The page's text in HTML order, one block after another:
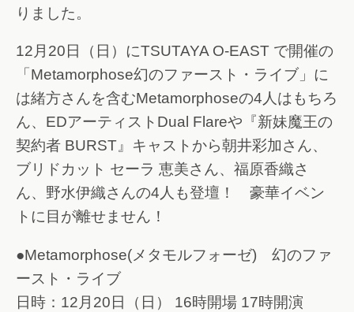
りました。
12月20日（日）にTSUTAYA O-EAST で開催の
「Metamorphose幻のファースト・ライブ」に
は緒方さんを含むMetamorphoseの4人はもちろ
ん、EDアーティストDual Flareや『新妹魔王の
契約者 BURST』キャストから朝井彩加さん、
ブリドカット セーラ 恵美さん、福原香織さ
ん、野水伊織さんの4人も登壇！ 豪華イベン
トに目が離せません！
●Metamorphose(メタモルフォーゼ) 幻のファ
ースト・ライブ
日時：12月20日（日） 16時開場 17時開演